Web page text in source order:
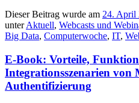
Dieser Beitrag wurde am 24. April
unterAktuell, Webcasts und
Big Data, Computerwoche, IT,
E-Book: Vorteile,
Integrationsszenarien
Authentifizierung